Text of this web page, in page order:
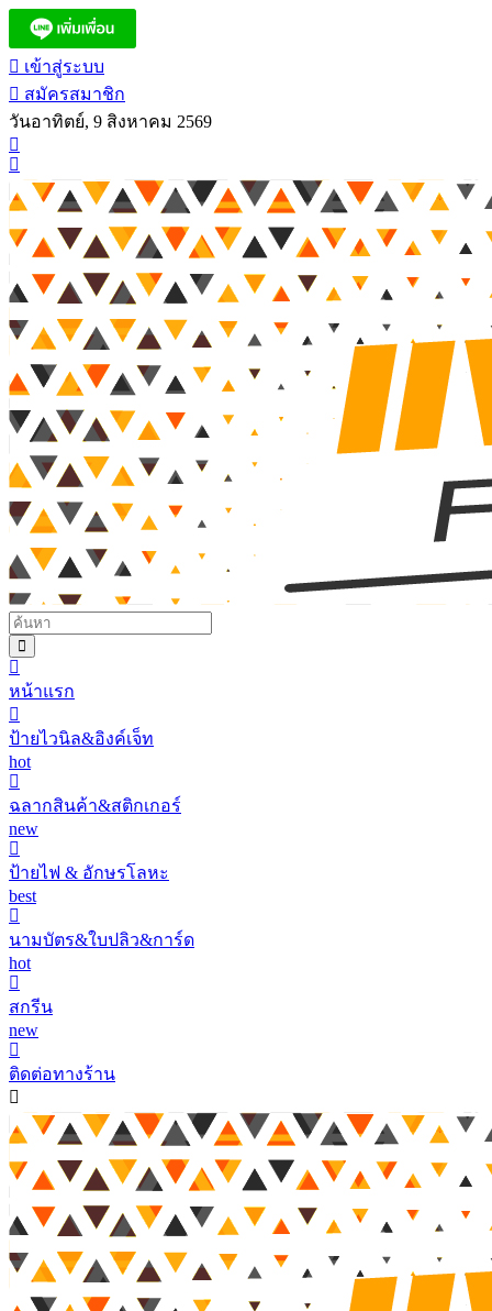
เข้าสู่ระบบ
สมัครสมาชิก
วันอาทิตย์, 9 สิงหาคม 2569
หน้าแรก
ป้ายไวนิล&อิงค์เจ็ท
hot
ฉลากสินค้า&สติกเกอร์
new
ป้ายไฟ & อักษรโลหะ
best
นามบัตร&ใบปลิว&การ์ด
hot
สกรีน
new
ติดต่อทางร้าน